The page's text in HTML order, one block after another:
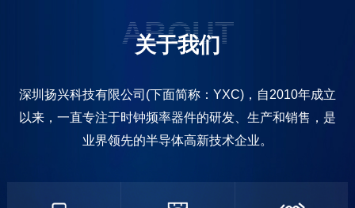
ABOUT
关于我们
深圳扬兴科技有限公司(下面简称：YXC)，自2010年成立
以来，一直专注于时钟频率器件的研发、生产和销售，是
业界领先的半导体高新技术企业。